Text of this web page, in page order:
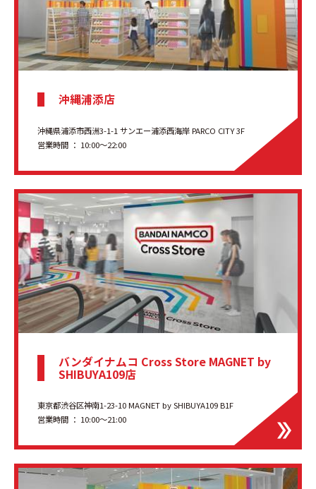
沖縄浦添店
沖縄県浦添市西洲3-1-1 サンエー浦添西海岸 PARCO CITY 3F
営業時間 ： 10:00～22:00
バンダイナムコ Cross Store MAGNET by
SHIBUYA109店
東京都渋谷区神南1-23-10 MAGNET by SHIBUYA109 B1F
営業時間 ： 10:00～21:00